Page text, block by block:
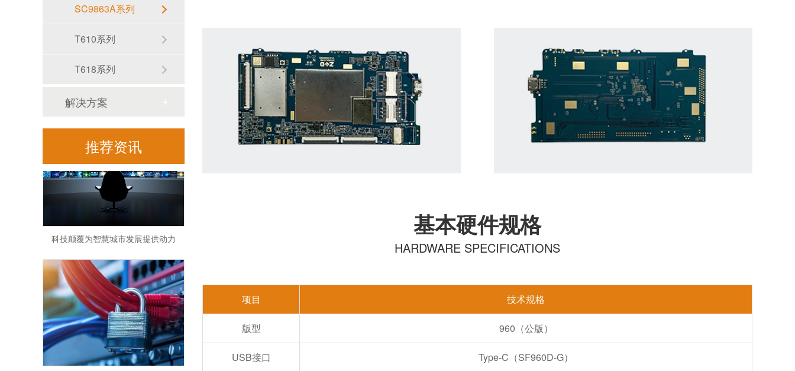
基本硬件规格
HARDWARE SPECIFICATIONS
项目 技术规格
版型 960（公版）
USB接口 Type-C（SF960D-G）
SC9863A系列
T610系列
T618系列
解决方案
推荐资讯
科技颠覆为智慧城市发展提供动力
视频与门禁一体化有哪些新变化？